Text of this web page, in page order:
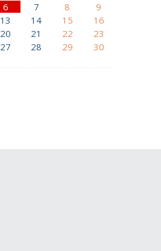
6 7 8
9
13 14 15
16
20 21 22
23
27 28 29
30